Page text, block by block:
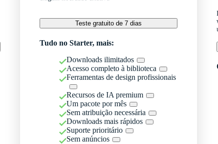
Teste gratuito de 7 dias
Tudo no Starter, mais:
Downloads ilimitados
Acesso completo à biblioteca
Ferramentas de design profissionais
Recursos de IA premium
Um pacote por mês
Sem atribuição necessária
Downloads mais rápidos
Suporte prioritário
Sem anúncios